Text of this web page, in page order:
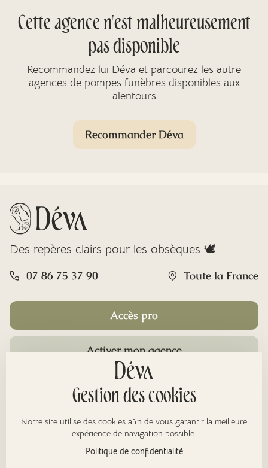
Cette agence n'est malheureusement
pas disponible
Recommandez lui Déva et parcourez les autre
agences de pompes funèbres disponibles aux
alentours
Recommander Déva
Des repères clairs pour les obsèques 🕊️
07 86 75 37 90 Toute la France
Accès pro
Activer mon agence
Gestion des cookies
Notre site utilise des cookies afin de vous garantir la meilleure
expérience de navigation possible.
Politique de confidentialité